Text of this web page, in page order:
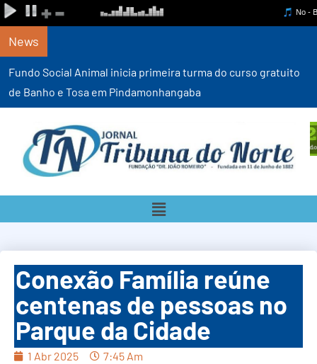
News
Fundo Social Animal inicia primeira turma do curso gratuito
de Banho e Tosa em Pindamonhangaba
Conexão Família reúne
centenas de pessoas no
Parque da Cidade
1 Abr 2025 7:45 Am